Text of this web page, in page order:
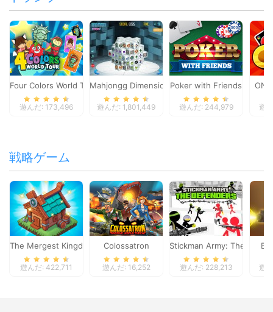
Four Colors World Tour
遊んだ: 173,496
Mahjongg Dimensions
遊んだ: 1,801,449
Poker with Friends
遊んだ: 244,979 遊
戦略ゲーム
The Mergest Kingdom
遊んだ: 422,711
Colossatron
遊んだ: 16,252
Stickman Army: The
遊んだ: 228,213 遊